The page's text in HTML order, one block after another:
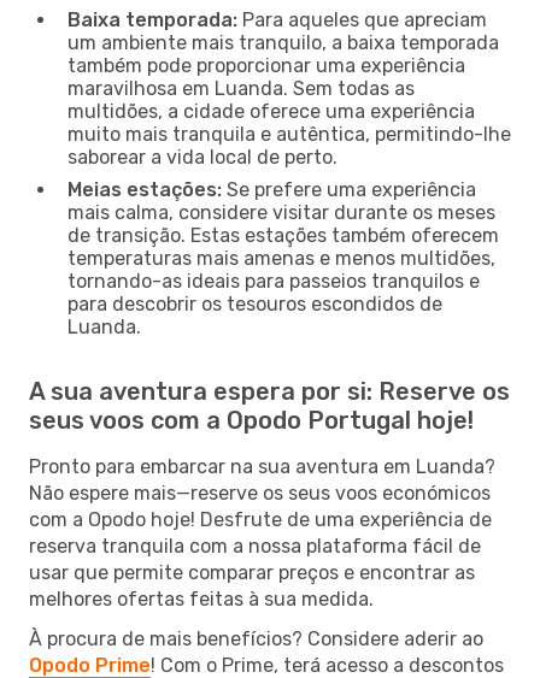
Baixa temporada: Para aqueles que apreciam
um ambiente mais tranquilo, a baixa temporada
também pode proporcionar uma experiência
maravilhosa em Luanda. Sem todas as
multidões, a cidade oferece uma experiência
muito mais tranquila e autêntica, permitindo-lhe
saborear a vida local de perto.
Meias estações: Se prefere uma experiência
mais calma, considere visitar durante os meses
de transição. Estas estações também oferecem
temperaturas mais amenas e menos multidões,
tornando-as ideais para passeios tranquilos e
para descobrir os tesouros escondidos de
Luanda.
A sua aventura espera por si: Reserve os
seus voos com a Opodo Portugal hoje!
Pronto para embarcar na sua aventura em Luanda?
Não espere mais—reserve os seus voos económicos
com a Opodo hoje! Desfrute de uma experiência de
reserva tranquila com a nossa plataforma fácil de
usar que permite comparar preços e encontrar as
melhores ofertas feitas à sua medida.
À procura de mais benefícios? Considere aderir ao
Opodo Prime! Com o Prime, terá acesso a descontos